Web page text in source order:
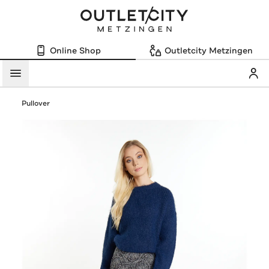
Online Shop Outletcity Metzingen
Menü
Pullover